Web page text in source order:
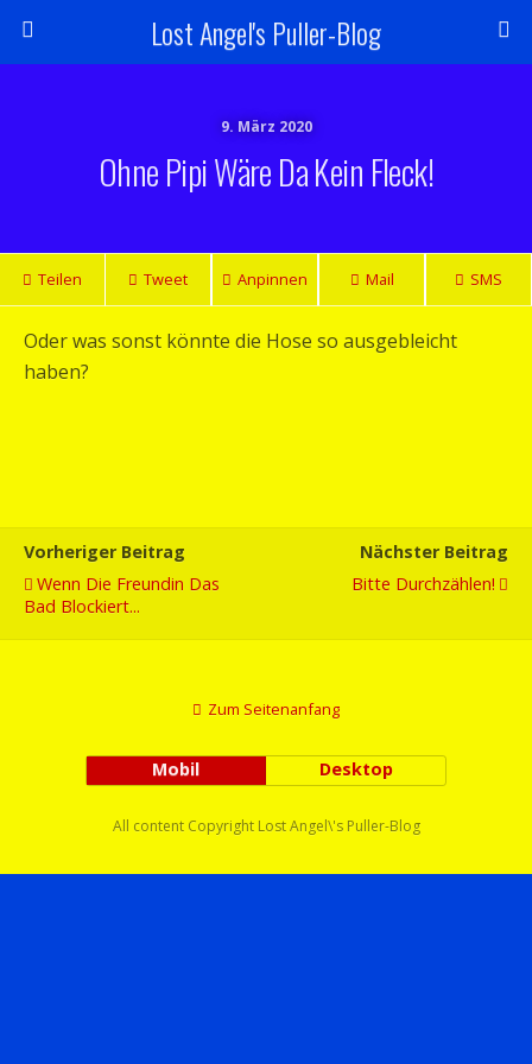
Lost Angel's Puller-Blog
9. März 2020
Ohne Pipi Wäre Da Kein Fleck!
Teilen Tweet Anpinnen Mail SMS
Oder was sonst könnte die Hose so ausgebleicht
haben?
Vorheriger Beitrag
Wenn Die Freundin Das
Bad Blockiert...
Nächster Beitrag
Bitte Durchzählen!
Zum Seitenanfang
Mobil Desktop
All content Copyright Lost Angel\'s Puller-Blog